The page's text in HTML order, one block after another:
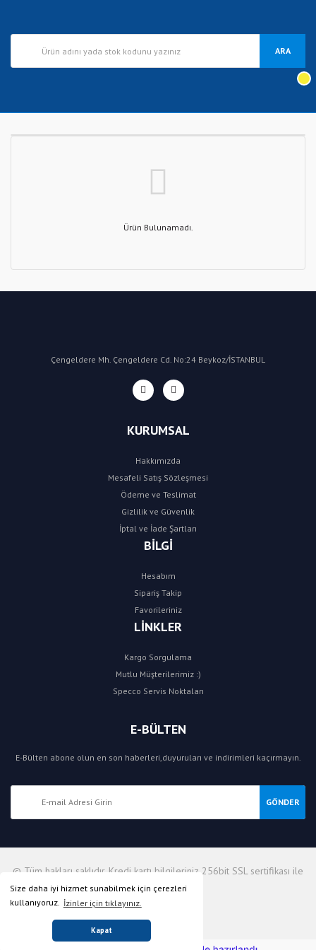
Size daha iyi hizmet sunabilmek için çerezleri
kullanıyoruz. İzinler için tıklayınız.
Kapat
ARA
Ürün Bulunamadı.
Çengeldere Mh. Çengeldere Cd. No:24 Beykoz/İSTANBUL
KURUMSAL
Hakkımızda
Mesafeli Satış Sözleşmesi
Ödeme ve Teslimat
Gizlilik ve Güvenlik
İptal ve İade Şartları
BİLGİ
Hesabım
Sipariş Takip
Favorileriniz
LİNKLER
Kargo Sorgulama
Mutlu Müşterilerimiz :)
Specco Servis Noktaları
E-BÜLTEN
E-Bülten abone olun en son haberleri,duyuruları ve indirimleri kaçırmayın.
GÖNDER
© Tüm hakları saklıdır. Kredi kartı bilgileriniz 256bit SSL sertifikası ile
korunmaktadır.